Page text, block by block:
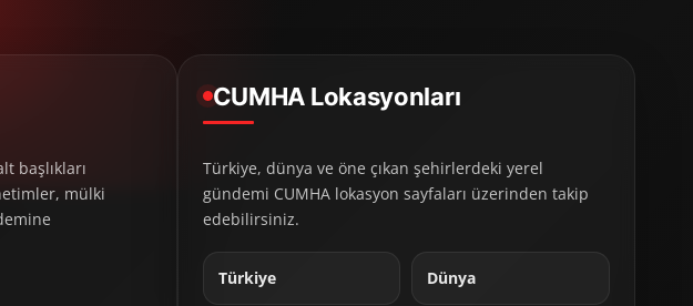
başlıkları
mülki
CUMHA Lokasyonları
Türkiye, dünya ve öne çıkan şehirlerdeki yerel
gündemi CUMHA lokasyon sayfaları üzerinden takip
edebilirsiniz.
Türkiye Dünya